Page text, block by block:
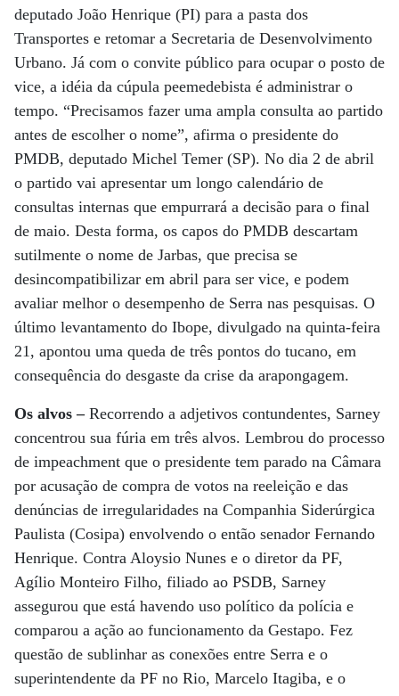
deputado João Henrique (PI) para a pasta dos
Transportes e retomar a Secretaria de Desenvolvimento
Urbano. Já com o convite público para ocupar o posto de
vice, a idéia da cúpula peemedebista é administrar o
tempo. “Precisamos fazer uma ampla consulta ao partido
antes de escolher o nome”, afirma o presidente do
PMDB, deputado Michel Temer (SP). No dia 2 de abril
o partido vai apresentar um longo calendário de
consultas internas que empurrará a decisão para o final
de maio. Desta forma, os capos do PMDB descartam
sutilmente o nome de Jarbas, que precisa se
desincompatibilizar em abril para ser vice, e podem
avaliar melhor o desempenho de Serra nas pesquisas. O
último levantamento do Ibope, divulgado na quinta-feira
21, apontou uma queda de três pontos do tucano, em
consequência do desgaste da crise da arapongagem.
Os alvos –Recorrendo a adjetivos contundentes, Sarney
concentrou sua fúria em três alvos. Lembrou do processo
de impeachment que o presidente tem parado na Câmara
por acusação de compra de votos na reeleição e das
denúncias de irregularidades na Companhia Siderúrgica
Paulista (Cosipa) envolvendo o então senador Fernando
Henrique. Contra Aloysio Nunes e o diretor da PF,
Agílio Monteiro Filho, filiado ao PSDB, Sarney
assegurou que está havendo uso político da polícia e
comparou a ação ao funcionamento da Gestapo. Fez
questão de sublinhar as conexões entre Serra e o
superintendente da PF no Rio, Marcelo Itagiba, e o